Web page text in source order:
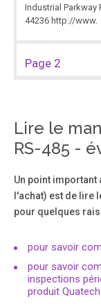
Industrial Parkway
44236 http://www.
Page 2
any board that
conditions and in
outlined in this
Page 3
 1998 - 2006,
Likewise, any
this document
license
Quatech, Inc.
Lire le
RS-485 -
Un point important
l'achat) est de lire
pour quelques
pour savoir
pour savoir
inspections
produit